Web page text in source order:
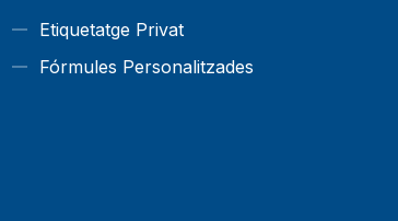
Etiquetatge Privat
Fórmules Personalitzades